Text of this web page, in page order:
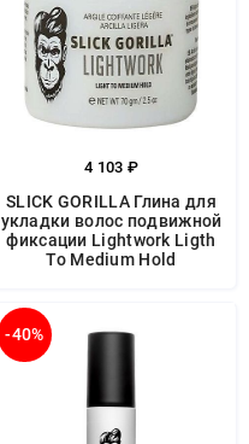
4 103 ₽
SLICK GORILLA Глина для
укладки волос подвижной
фиксации Lightwork Ligth
To Medium Hold
-40%